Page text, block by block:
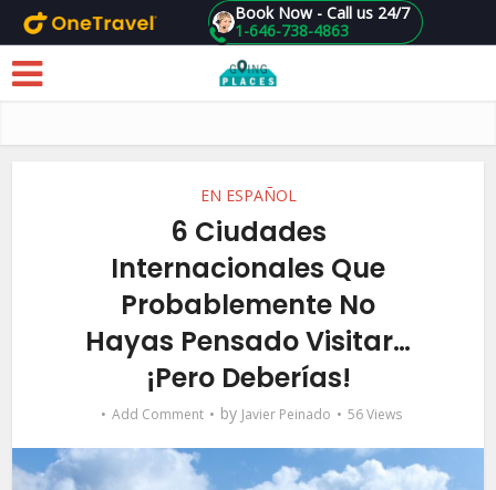
Skip to main content 1-646-738-4863
Book Now - Call us 24/7
EN ESPAÑOL
6 Ciudades
Internacionales Que
Probablemente No
Hayas Pensado Visitar…
¡Pero Deberías!
Add Comment by Javier Peinado 56 Views